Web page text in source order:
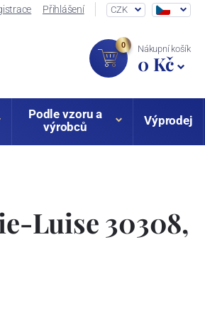
Přihlášení CZK
0 Nákupní košík
0 Kč
Podle vzoru a
výrobců
Výprodej
Luise 30308,